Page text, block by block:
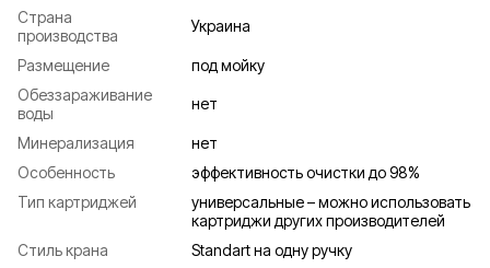
Страна
производства
Украина
Размещение
под мойку
Обеззараживание
воды
нет
Минерализация
нет
Особенность
эффективность очистки до 98%
Тип картриджей
универсальные – можно использовать
картриджи других производителей
Стиль крана
Standart на одну ручку